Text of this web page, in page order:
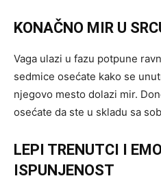
KONAČNO MIR U
Vaga ulazi u fazu potpune
sedmice osećate kako se
njegovo mesto dolazi mir.
osećate da ste u skladu sa
LEPI TRENUTCI I
ISPUNJENOST